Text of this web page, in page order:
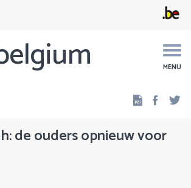
MENU
de ouders opnieuw voor